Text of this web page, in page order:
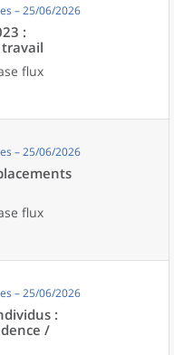
– 25/06/2026
:
flux
– 25/06/2026
flux
– 25/06/2026
:
/